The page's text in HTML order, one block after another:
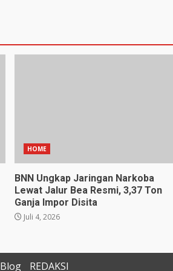
HOME
BNN Ungkap Jaringan Narkoba
Lewat Jalur Bea Resmi, 3,37 Ton
Ganja Impor Disita
Juli 4, 2026
Blog REDAKSI